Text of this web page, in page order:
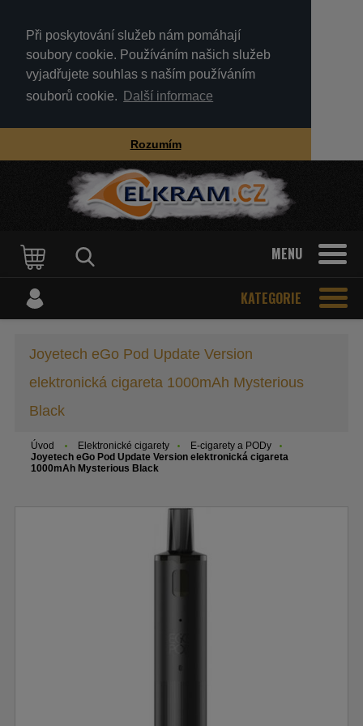
Při poskytování služeb nám pomáhají
soubory cookie. Používáním našich služeb
vyjadřujete souhlas s naším používáním
souborů cookie.
Další informace
Rozumím
MENU
KATEGORIE
Joyetech eGo Pod Update Version
elektronická cigareta 1000mAh Mysterious
Black
Úvod Elektronické cigarety
E-cigarety a PODy
Joyetech eGo Pod Update Version elektronická cigareta
1000mAh Mysterious Black